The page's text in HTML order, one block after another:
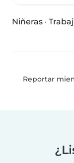
Niñeras ·
Reportar